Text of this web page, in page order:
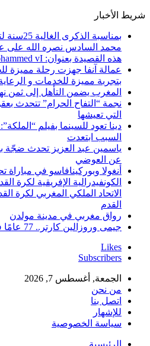
شريط الأخبار
بمناسبة
محمد السادس نصره الله على
هذه القصيدة بعنوان: Mon fidèle Roi Mohammed vI
عمالة آنفا جهزت رحلة مميزة
بتجربة مميزة للخدمات و
المغرب يضمن التأهل إلى ثمن نهائي
نجمة “التفاح الحرام” تتحدث
التي تعيشها
دينا تعود للسينما بفيلم
السبب ابتعدت
ياسمين عبد العزيز تحدث ضجّة
عن العوضي
أنغولا وبوركينافاسو في
الكونفيدرالية الإفريقية لكرة
الاتحاد الملكي المغربي لكرة
القدم
رواق مغربي في مدينة مولدن
جيمى وروزالين كارتر.. 77 عامًا في القفص الذهبي
Likes
Subscribers
الجمعة, أغسطس 7, 2026
من نحن
اتصل بنا
للإشهار
سياسة الخصوصية
الرئيسية